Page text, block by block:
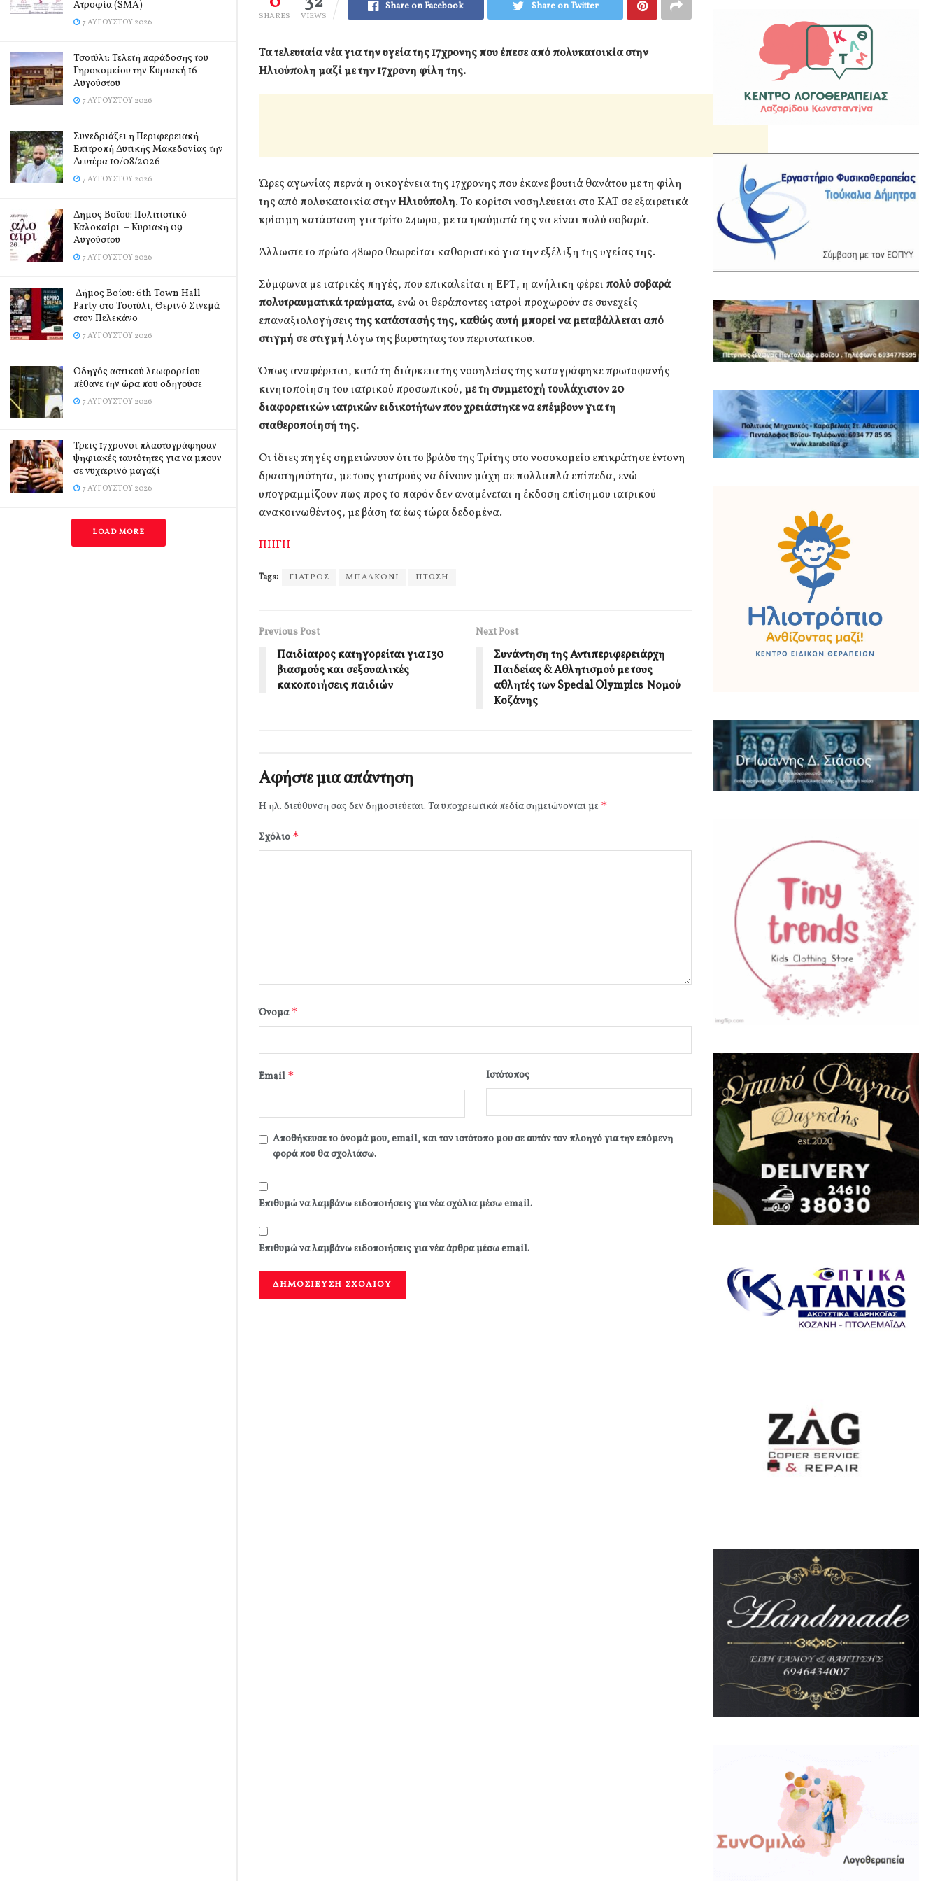
Ατροφία (SMA)
7 ΑΥΓΟΎΣΤΟΥ 2026
Τσοτύλι: Τελετή παράδοσης του
Γηροκομείου την Κυριακή 16
Αυγούστου
7 ΑΥΓΟΎΣΤΟΥ 2026
Συνεδριάζει η Περιφερειακή
Επιτροπή Δυτικής Μακεδονίας την
Δευτέρα 10/08/2026
7 ΑΥΓΟΎΣΤΟΥ 2026
Δήμος Βοΐου: Πολιτιστικό
Καλοκαίρι – Κυριακή 09
Αυγούστου
7 ΑΥΓΟΎΣΤΟΥ 2026
Δήμος Βοΐου: 6th Town Hall
Party στο Τσοτύλι, Θερινό Σινεμά
στον Πελεκάνο
7 ΑΥΓΟΎΣΤΟΥ 2026
Οδηγός αστικού λεωφορείου
πέθανε την ώρα που οδηγούσε
7 ΑΥΓΟΎΣΤΟΥ 2026
Τρεις 17χρονοι πλαστογράφησαν
ψηφιακές ταυτότητες για να μπουν
σε νυχτερινό μαγαζί
7 ΑΥΓΟΎΣΤΟΥ 2026
LOAD MORE
SHARES VIEWS
Share on Facebook Share on Twitter
Τα τελευταία νέα για την υγεία της 17χρονης που έπεσε από πολυκατοικία στην
Ηλιούπολη μαζί με την 17χρονη φίλη της.
Ώρες αγωνίας περνά η οικογένεια της 17χρονης που έκανε βουτιά θανάτου με τη φίλη
της από πολυκατοικία στηνΗλιούπολη. Το κορίτσι νοσηλεύεται στο ΚΑΤ σε εξαιρετικά
κρίσιμη κατάσταση για τρίτο 24ωρο, με τα τραύματά της να είναι πολύ σοβαρά.
Άλλωστε το πρώτο 48ωρο θεωρείται καθοριστικό για την εξέλιξη της υγείας της.
Σύμφωνα με ιατρικές πηγές, που επικαλείται η ΕΡΤ, η ανήλικη φέρει πολύ σοβαρά
πολυτραυματικά τραύματα, ενώ οι θεράποντες ιατροί προχωρούν σε συνεχείς
επαναξιολογήσειςτης κατάστασής της, καθώς αυτή μπορεί να μεταβάλλεται από
στιγμή σε στιγμήλόγω της βαρύτητας του περιστατικού.
Όπως αναφέρεται, κατά τη διάρκεια της νοσηλείας της καταγράφηκε πρωτοφανής
κινητοποίηση του ιατρικού προσωπικού, με τη συμμετοχή τουλάχιστον 20
διαφορετικών ιατρικών ειδικοτήτων που χρειάστηκε να επέμβουν για τη
σταθεροποίησή της.
Οι ίδιες πηγές σημειώνουν ότι το βράδυ της Τρίτης στο νοσοκομείο επικράτησε έντονη
δραστηριότητα, με τους γιατρούς να δίνουν μάχη σε πολλαπλά επίπεδα, ενώ
υπογραμμίζουν πως προς το παρόν δεν αναμένεται η έκδοση επίσημου ιατρικού
ανακοινωθέντος, με βάση τα έως τώρα δεδομένα.
ΠΗΓΗ
Tags: ΓΙΑΤΡΟΣ ΜΠΑΛΚΟΝΙ ΠΤΩΣΗ
Previous Post
Παιδίατρος κατηγορείται για 130
βιασμούς και σεξουαλικές
κακοποιήσεις παιδιών
Next Post
Συνάντηση της Αντιπεριφερειάρχη
Παιδείας & Αθλητισμού με τους
αθλητές των Special Olympics Νομού
Κοζάνης
Αφήστε μια απάντηση
Η ηλ. διεύθυνση σας δεν δημοσιεύεται. Τα υποχρεωτικά πεδία σημειώνονται με *
Σχόλιο *
Όνομα*
Email * Ιστότοπος
Αποθήκευσε το όνομά μου, email, και τον ιστότοπο μου σε αυτόν τον πλοηγό για την επόμενη
φορά που θα σχολιάσω.
Επιθυμώ να λαμβάνω ειδοποιήσεις για νέα σχόλια μέσω email.
Επιθυμώ να λαμβάνω ειδοποιήσεις για νέα άρθρα μέσω email.